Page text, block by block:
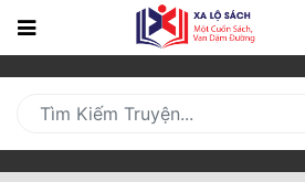
Trang
Mới
Cập